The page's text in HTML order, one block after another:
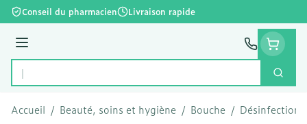
Aller au contenu
Conseil du pharmacien Livraison rapide
Menu
Rechercher
Accueil / Beauté, soins et hygiène / Bouche / Désinfection